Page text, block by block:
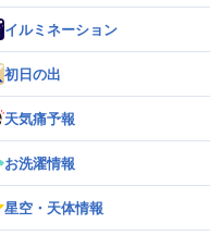
イルミネーション
初日の出
天気痛予報
お洗濯情報
星空・天体情報